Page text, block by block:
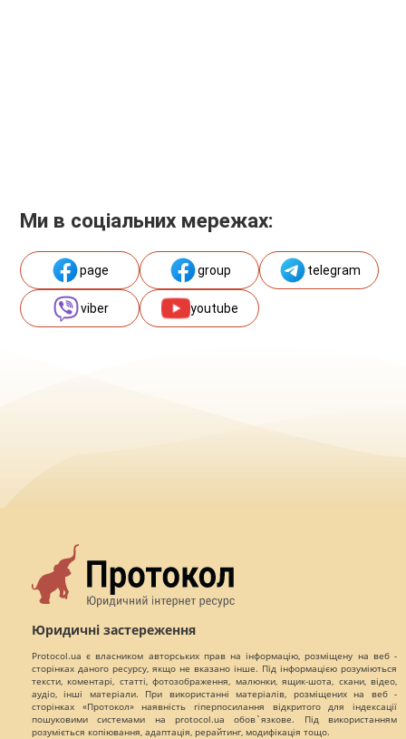
Ми в соціальних мережах:
page group telegram
viber youtube
Юридичні застереження
Protocol.ua є власником авторських прав на інформацію, розміщену на веб -
сторінках даного ресурсу, якщо не вказано інше. Під інформацією розуміються
тексти, коментарі, статті, фотозображення, малюнки, ящик-шота, скани, відео,
аудіо, інші матеріали. При використанні матеріалів, розміщених на веб -
сторінках «Протокол» наявність гіперпосилання відкритого для індексації
пошуковими системами на protocol.ua обов`язкове. Під використанням
розуміється копіювання, адаптація, рерайтинг, модифікація тощо.